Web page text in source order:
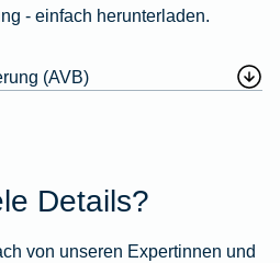
- einfach herunterladen.
(AVB)
Details?
von unseren Expertinnen und